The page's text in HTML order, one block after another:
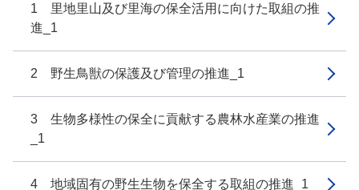
1 里地里山及び里海の保全活用に向けた取組の推
進_1
2 野生鳥獣の保護及び管理の推進_1
3 生物多様性の保全に貢献する農林水産業の推進
_1
4 地域固有の野生生物を保全する取組の推進_1